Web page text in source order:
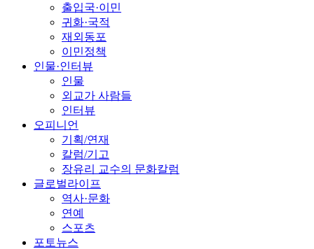
출입국·이민
귀화·국적
재외동포
이민정책
인물·인터뷰
인물
외교가 사람들
인터뷰
오피니언
기획/연재
칼럼/기고
장유리 교수의 문화칼럼
글로벌라이프
역사·문화
연예
스포츠
포토뉴스